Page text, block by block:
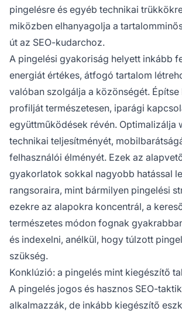
pingelésre és egyéb technikai
miközben elhanyagolja a
út az SEO-kudarchoz.
A pingelési gyakoriság helyett inkább
energiát értékes, átfogó tartalom
valóban szolgálja a közönségét.
profilját természetesen, iparági
együttműködések révén. Optimalizálja
technikai teljesítményét,
felhasználói élményét. Ezek az
gyakorlatok sokkal nagyobb hatással
rangsoraira, mint bármilyen pingelési
ezekre az alapokra koncentrál, a
természetes módon fognak
és indexelni, anélkül, hogy túlzott
szükség.
Konklúzió: a pingelés mint kiegészítő
A pingelés jogos és hasznos SEO-
alkalmazzák, de inkább kiegészítő